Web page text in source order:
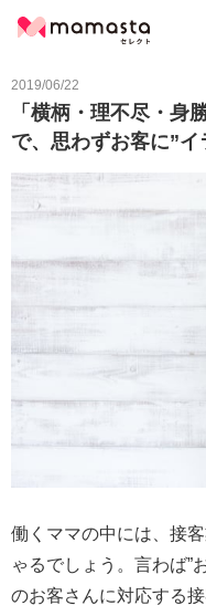
2019/06/22
「横柄・理不尽・身
で、思わずお客に”イ
働くママの中には、接
ゃるでしょう。言わば”
のお客さんに対応する